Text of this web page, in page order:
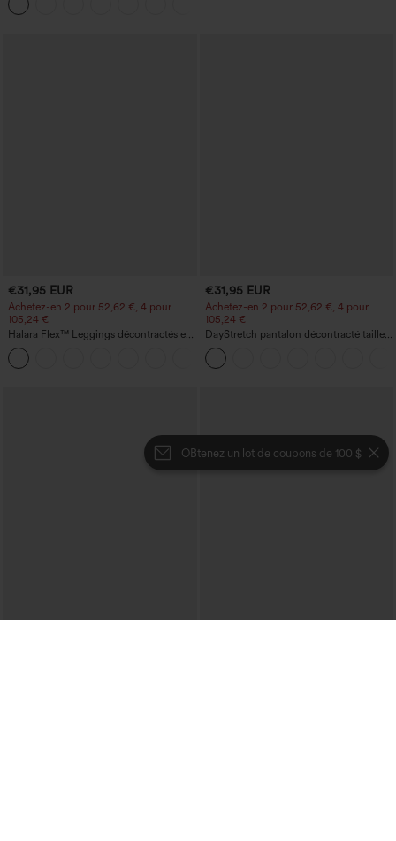
OBtenez un lot de coupons de 100 $
€31,95 EUR
Achetez-en 2 pour 52,62 €, 4 pour
105,24 €
Halara Flex™ Leggings décontractés en
jean à taille haute avec poches
€31,95 EUR
Achetez-en 2 pour 52,62 €, 4 pour
105,24 €
DayStretch pantalon décontracté taille
haute à jambe en forme de tonneau
avec poches